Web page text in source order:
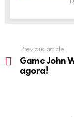
more
Previous article
Game John
agora!